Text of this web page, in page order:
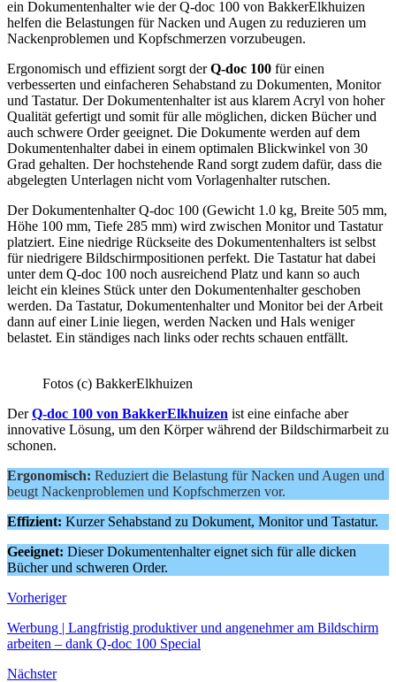
ein Dokumentenhalter wie der Q-doc 100 von BakkerElkhuizen
helfen die Belastungen für Nacken und Augen zu reduzieren um
Nackenproblemen und Kopfschmerzen vorzubeugen.
Ergonomisch und effizient sorgt derQ-doc 100 für einen
verbesserten und einfacheren Sehabstand zu Dokumenten, Monitor
und Tastatur. Der Dokumentenhalter ist aus klarem Acryl von hoher
Qualität gefertigt und somit für alle möglichen, dicken Bücher und
auch schwere Order geeignet. Die Dokumente werden auf dem
Dokumentenhalter dabei in einem optimalen Blickwinkel von 30
Grad gehalten. Der hochstehende Rand sorgt zudem dafür, dass die
abgelegten Unterlagen nicht vom Vorlagenhalter rutschen.
Der Dokumentenhalter Q-doc 100 (Gewicht 1.0 kg, Breite 505 mm,
Höhe 100 mm, Tiefe 285 mm) wird zwischen Monitor und Tastatur
platziert. Eine niedrige Rückseite des Dokumentenhalters ist selbst
für niedrigere Bildschirmpositionen perfekt. Die Tastatur hat dabei
unter dem Q-doc 100 noch ausreichend Platz und kann so auch
leicht ein kleines Stück unter den Dokumentenhalter geschoben
werden. Da Tastatur, Dokumentenhalter und Monitor bei der Arbeit
dann auf einer Linie liegen, werden Nacken und Hals weniger
belastet. Ein ständiges nach links oder rechts schauen entfällt.
Fotos (c) BakkerElkhuizen
DerQ-doc 100 von BakkerElkhuizen ist eine einfache aber
innovative Lösung, um den Körper während der Bildschirmarbeit zu
schonen.
Ergonomisch: Reduziert die Belastung für Nacken und Augen und
beugt Nackenproblemen und Kopfschmerzen vor.
Effizient: Kurzer Sehabstand zu Dokument, Monitor und Tastatur.
Geeignet: Dieser Dokumentenhalter eignet sich für alle dicken
Bücher und schweren Order.
Vorheriger
Werbung | Langfristig produktiver und angenehmer am Bildschirm
arbeiten – dank Q-doc 100 Special
Nächster